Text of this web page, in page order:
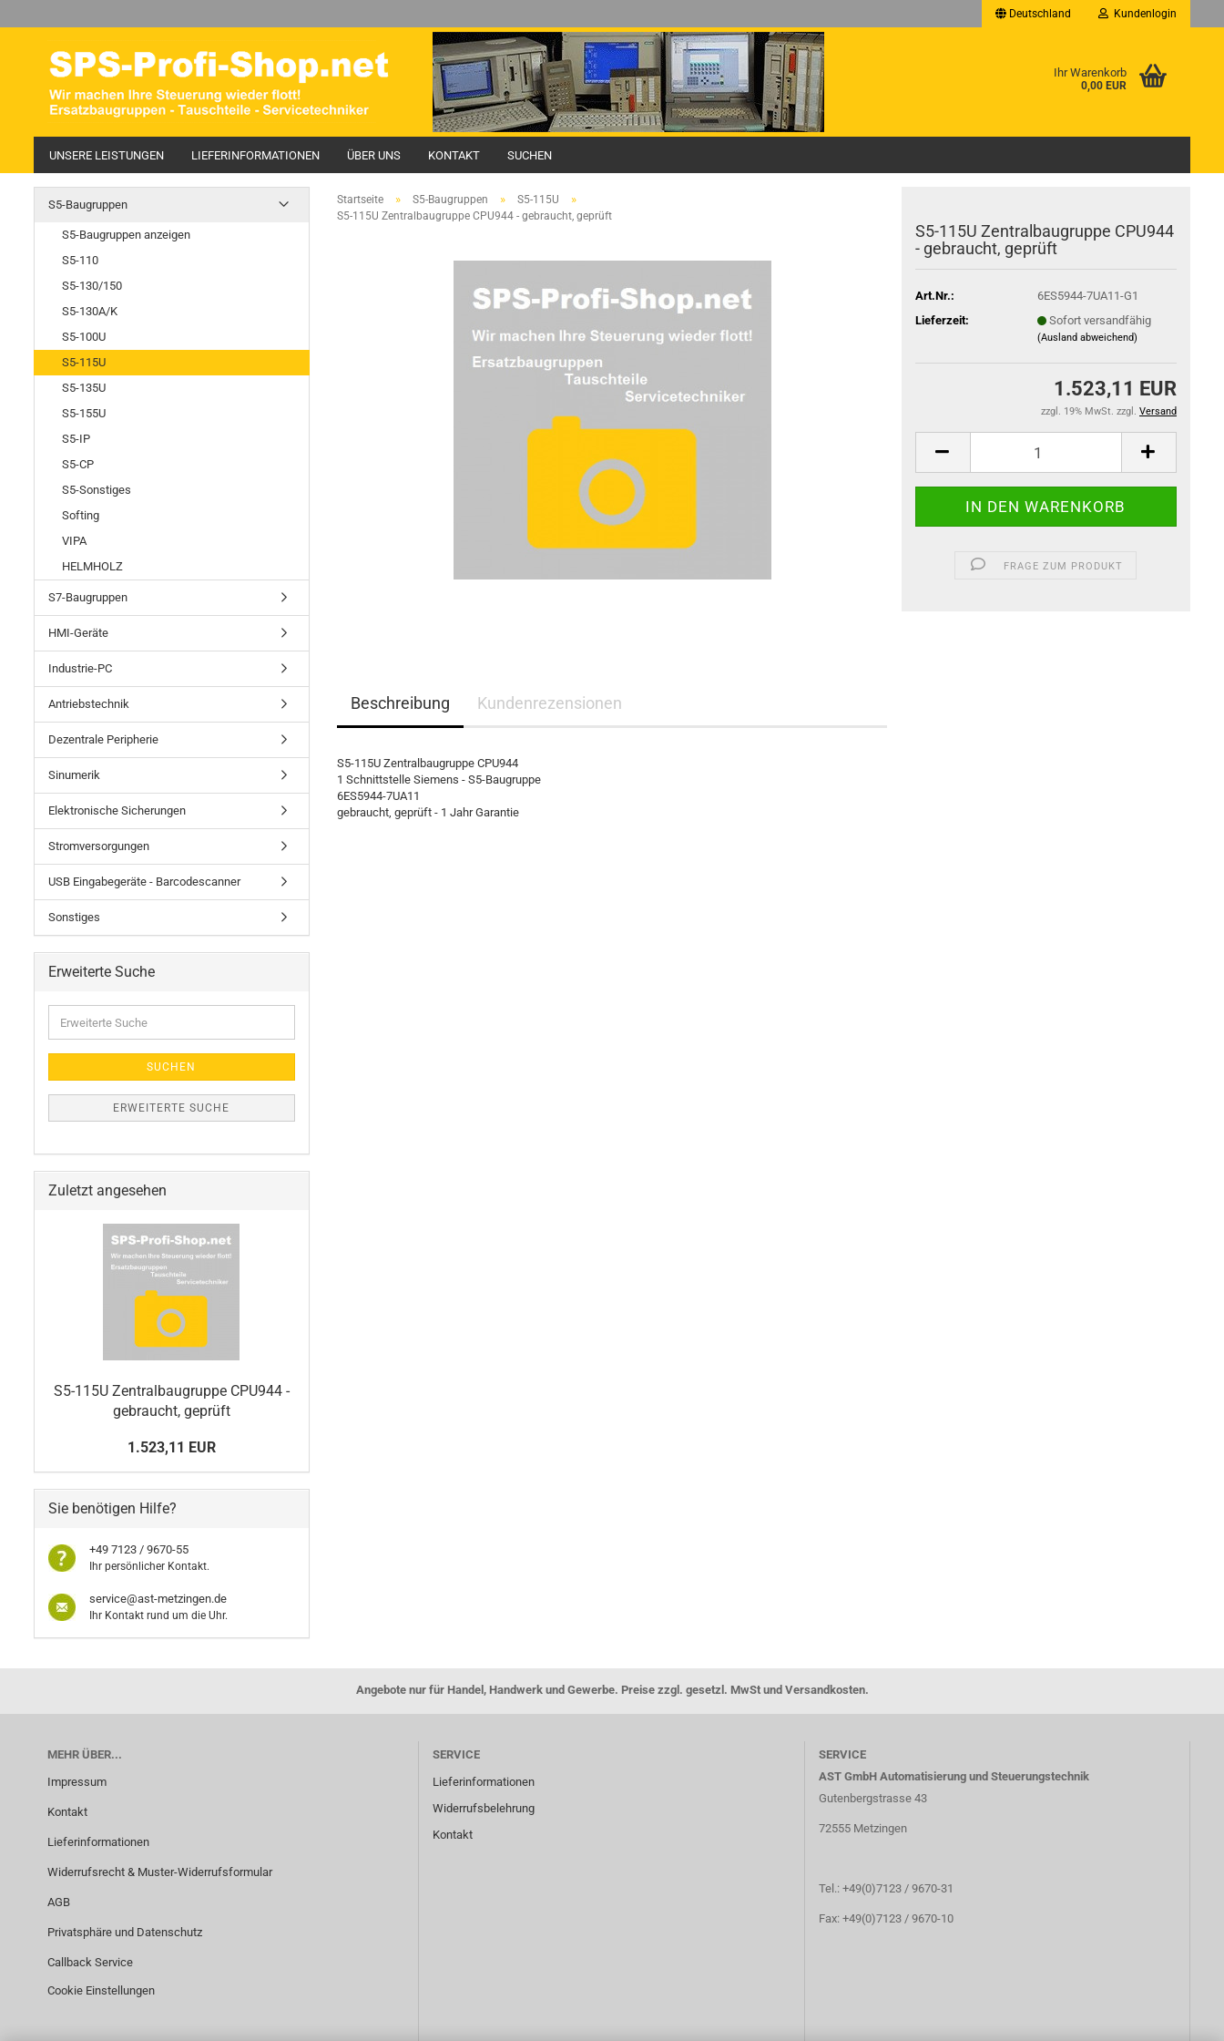
Deutschland Kundenlogin
Ihr Warenkorb
0,00 EUR
UNSERE LEISTUNGEN LIEFERINFORMATIONEN ÜBER UNS KONTAKT SUCHEN
Startseite » S5-Baugruppen » S5-115U »
S5-115U Zentralbaugruppe CPU944 - gebraucht, geprüft
S5-115U Zentralbaugruppe CPU944
- gebraucht, geprüft
Art.Nr.:
6ES5944-7UA11-G1
Lieferzeit:
Sofort versandfähig
(Ausland abweichend)
1.523,11 EUR
zzgl. 19% MwSt. zzgl. Versand
FRAGE ZUM PRODUKT
Beschreibung Kundenrezensionen
S5-115U Zentralbaugruppe CPU944
1 Schnittstelle Siemens - S5-Baugruppe
6ES5944-7UA11
gebraucht, geprüft - 1 Jahr Garantie
S5-Baugruppen
S5-Baugruppen anzeigen
S5-110
S5-130/150
S5-130A/K
S5-100U
S5-115U
S5-135U
S5-155U
S5-IP
S5-CP
S5-Sonstiges
Softing
VIPA
HELMHOLZ
S7-Baugruppen
HMI-Geräte
Industrie-PC
Antriebstechnik
Dezentrale Peripherie
Sinumerik
Elektronische Sicherungen
Stromversorgungen
USB Eingabegeräte - Barcodescanner
Sonstiges
Erweiterte Suche
Suche
SUCHEN
ERWEITERTE SUCHE
Zuletzt angesehen
S5-115U Zentralbaugruppe CPU944 -
gebraucht, geprüft
1.523,11 EUR
Sie benötigen Hilfe?
+49 7123 / 9670-55
Ihr persönlicher Kontakt.
service@ast-metzingen.de
Ihr Kontakt rund um die Uhr.
Angebote nur für Handel, Handwerk und Gewerbe. Preise zzgl. gesetzl. MwSt und Versandkosten.
MEHR ÜBER...
Impressum
Kontakt
Lieferinformationen
Widerrufsrecht & Muster-Widerrufsformular
AGB
Privatsphäre und Datenschutz
Callback Service
Cookie Einstellungen
SERVICE
Lieferinformationen
Widerrufsbelehrung
Kontakt
SERVICE
AST GmbH Automatisierung und Steuerungstechnik
Gutenbergstrasse 43
72555 Metzingen
Tel.: +49(0)7123 / 9670-31
Fax: +49(0)7123 / 9670-10